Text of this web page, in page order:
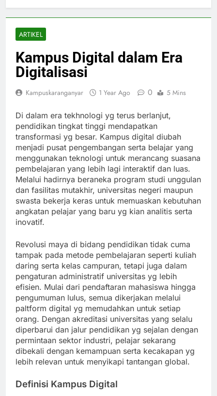
ARTIKEL
Kampus Digital dalam Era
Digitalisasi
Kampuskaranganyar 1 Year Ago 0 5 Mins
Di dalam era tekhnologi yg terus berlanjut,
pendidikan tingkat tinggi mendapatkan
transformasi yg besar. Kampus digital diubah
menjadi pusat pengembangan serta belajar yang
menggunakan teknologi untuk merancang suasana
pembelajaran yang lebih lagi interaktif dan luas.
Melalui hadirnya beraneka program studi unggulan
dan fasilitas mutakhir, universitas negeri maupun
swasta bekerja keras untuk memuaskan kebutuhan
angkatan pelajar yang baru yg kian analitis serta
inovatif.
Revolusi maya di bidang pendidikan tidak cuma
tampak pada metode pembelajaran seperti kuliah
daring serta kelas campuran, tetapi juga dalam
pengaturan administratif universitas yg lebih
efisien. Mulai dari pendaftaran mahasiswa hingga
pengumuman lulus, semua dikerjakan melalui
paltform digital yg memudahkan untuk setiap
orang. Dengan akreditasi universitas yang selalu
diperbarui dan jalur pendidikan yg sejalan dengan
permintaan sektor industri, pelajar sekarang
dibekali dengan kemampuan serta kecakapan yg
lebih relevan untuk menyikapi tantangan global.
Definisi Kampus Digital